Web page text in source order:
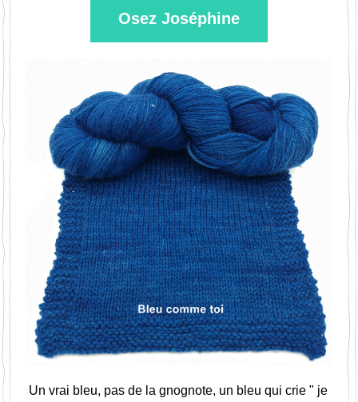
Osez Joséphine
Un vrai bleu, pas de la gnognote, un bleu qui crie " je